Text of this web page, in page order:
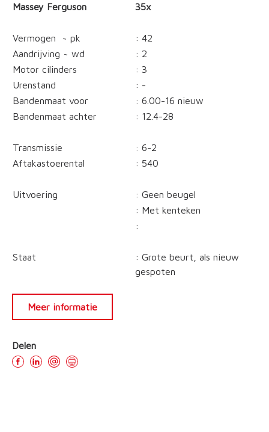
Massey Ferguson 35x
Vermogen ~ pk
: 42
Aandrijving ~ wd
: 2
Motor cilinders
: 3
Urenstand
: -
Bandenmaat voor
: 6.00-16 nieuw
Bandenmaat achter
: 12.4-28
Transmissie
: 6-2
Aftakastoerental
: 540
Uitvoering
: Geen beugel
: Met kenteken
:
Staat
: Grote beurt, als nieuw
gespoten
Meer informatie
Delen